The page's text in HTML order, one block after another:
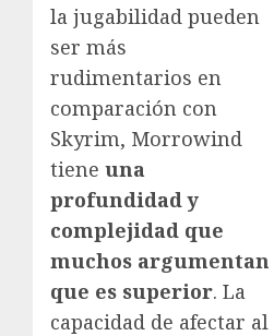
la jugabilidad pueden
ser más
rudimentarios en
comparación con
Skyrim, Morrowind
tiene una
profundidad y
complejidad que
muchos argumentan
que es superior. La
capacidad de afectar al